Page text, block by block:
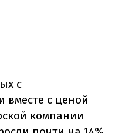
с
вместе с ценой
компании